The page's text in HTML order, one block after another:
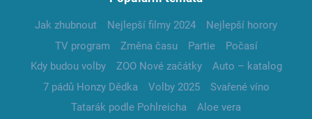
Jak zhubnout Nejlepší filmy 2024
Nejlepší horory
TV program
Změna času Partie
Počasí
Kdy budou volby
ZOO Nové začátky
Auto – katalog
7 pádů Honzy Dědka
Volby 2025
Svařené víno
Tatarák podle Pohlreicha
Aloe vera